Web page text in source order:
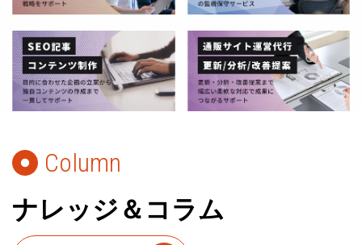
Column
ナレッジ＆コラム